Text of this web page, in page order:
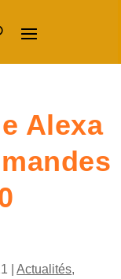
Alexa
|Actualités,